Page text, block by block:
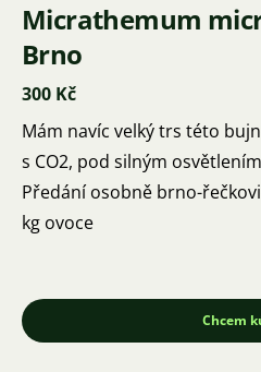
Micrathemum
Brno
300 Kč
Mám navíc velký trs této
s CO2, pod silným
Předání osobně brno-
kg ovoce
Chcem